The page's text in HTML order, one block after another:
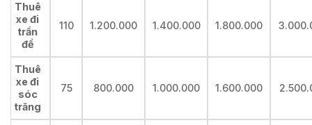
Thuê
xe đi
trần
đề
110 1.200.000 1.400.000 1.800.000
Thuê
xe đi
sóc
trăng
75 800.000 1.000.000 1.600.000